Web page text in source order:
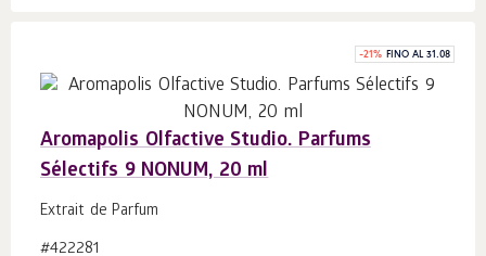
-21% FINO AL 31.08
Aromapolis Olfactive Studio. Parfums
Sélectifs 9 NONUM, 20 ml
Extrait de Parfum
#422281